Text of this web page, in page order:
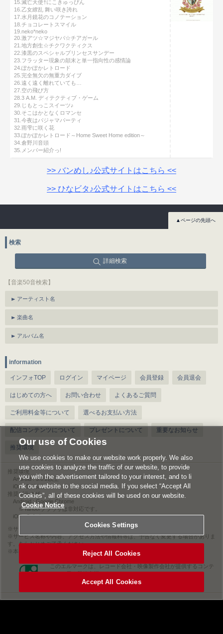
15.滅亡天使†にこきゅっぴん
16.乙女繚乱 舞い咲き誇れ
17.水月鏡花のコノテーション
18.チョコレートスマイル
19.neko*neko
20.激アツ☆マジヤバ☆チアガール
21.地方創生☆チクワクティクス
22.漆黒のスペシャルプリンセスサンデー
23.フラッター現象の顛末と単一指向性の感情論
24.ぽかぽかレトロード
25.完全無欠の無重力ダイブ
26.遠く遠く離れていても…
27.空の飛び方
28.3 A.M. ディテクティブ・ゲーム
29.じもとっこスイーツ♪
30.そこはかとなくロマンセ
31.今夜はパジャマパーティ
32.雨雫に咲く花
33.ぽかぽかレトロード～Home Sweet Home edition～
34.倉野川音頭
35.メンバー紹介っ!
>> バンめし♪公式サイトはこちら <<
>> ひなビタ♪公式サイトはこちら <<
▲ページの先頭へ
検索
詳細検索
【音楽50音検索】
アーティスト名
楽曲名
アルバム名
information
インフォTOP ログイン マイページ 会員登録 会員退会
はじめての方へ お問い合わせ よくあるご質問
ご利用料金等について 選べるお支払い方法
配信コンテンツについて プレゼントについて 重要なお知らせ
推奨環境
推奨環境
Android : 5.0.2以上
iOS : 9.0以上
推奨ブラウザ
Android : Google Chrome
※Yahoo!ブラウザは非対応です。
iOS : Safari
サービスをご利用されるには、情報料のほかに通信料が必要になります。
サービス名称や内容、アクセス方法や情報料等は、予告なく変更する場合がありま
す。あらかじめご了承ください。
本ページに掲載のイラスト・写真・文章の無断複写及び転載を禁じます。
このエルマークは、レコード会社・映像製作会社が提供するコンテ
RIAJ00013011
Our use of Cookies
We use cookies to make our website work properly. We also
use cookies to analyze the traffic of our website, to provide
you with the advertisement tailored to your interest, and to li
nk our website to the social media. If you select “Accept All
Cookies”, all of these cookies will be used on our website.
Cookie Notice
Cookies Settings
Reject All Cookies
Accept All Cookies